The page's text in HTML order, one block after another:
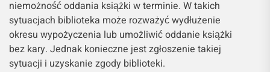
niemożność oddania książki w terminie. W takich
sytuacjach biblioteka może rozważyć wydłużenie
okresu wypożyczenia lub umożliwić oddanie książki
bez kary. Jednak konieczne jest zgłoszenie takiej
sytuacji i uzyskanie zgody biblioteki.